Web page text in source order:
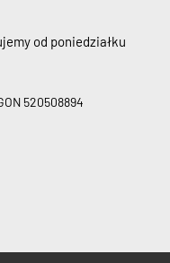
od poniedziałku
520508894